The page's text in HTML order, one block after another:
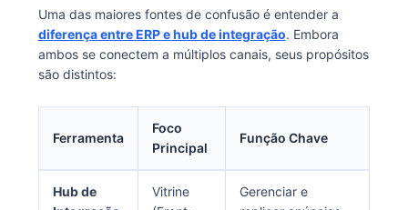
Uma das maiores fontes de confusão é entender a
diferença entre ERP e hub de integração. Embora
ambos se conectem a múltiplos canais, seus propósitos
são distintos:
Ferramenta
Foco
Principal
Função Chave
Hub de
Vitrine
Gerenciar e